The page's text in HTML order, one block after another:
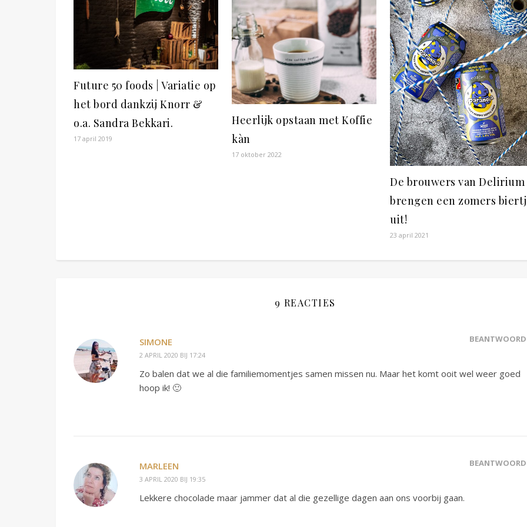
Future 50 foods | Variatie op
het bord dankzij Knorr &
o.a. Sandra Bekkari.
17 april 2019
Heerlijk opstaan met Koffie
kàn
17 oktober 2022
De brouwers van Delirium
brengen een zomers
uit!
23 april 2021
9 REACTIES
SIMONE
2 APRIL 2020 BIJ 17:24
Zo balen dat we al die familiemomentjes samen missen nu. Maar het komt ooit wel weer goed
hoop ik! 🙂
MARLEEN
3 APRIL 2020 BIJ 19:35
Lekkere chocolade maar jammer dat al die gezellige dagen aan ons voorbij gaan.